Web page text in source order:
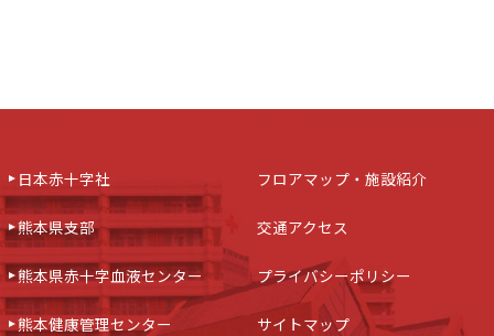
日本赤十字社
熊本県支部
熊本県赤十字血液センター
熊本健康管理センター
フロアマップ・施設紹介
交通アクセス
プライバシーポリシー
サイトマップ